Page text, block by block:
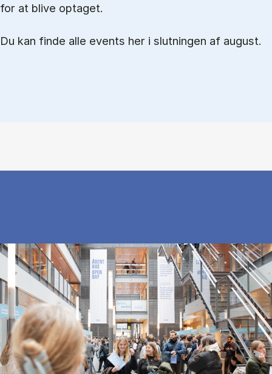
for at blive optaget.
Du kan finde alle events her i slutningen af august.